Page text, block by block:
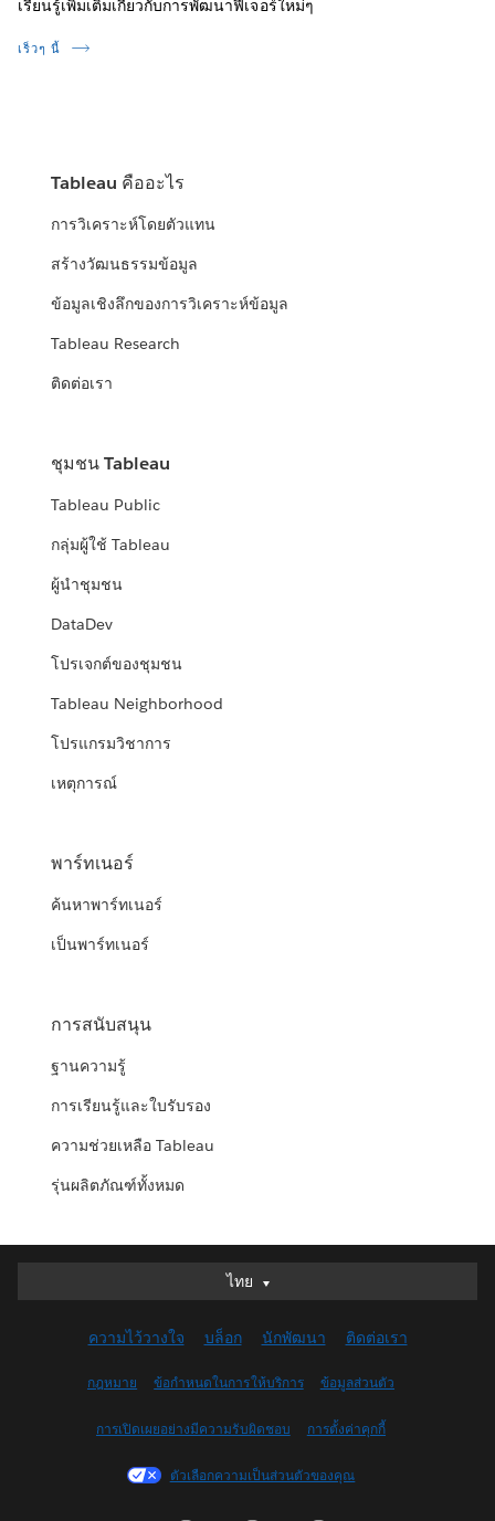
เรียนรู้เพิ่มเติมเกี่ยวกับการพัฒนาฟีเจอร์ใหม่ๆ
เร็วๆ นี้
Tableau คืออะไร
การวิเคราะห์โดยตัวแทน
สร้างวัฒนธรรมข้อมูล
ข้อมูลเชิงลึกของการวิเคราะห์ข้อมูล
Tableau Research
ติดต่อเรา
ชุมชน Tableau
Tableau Public
กลุ่มผู้ใช้ Tableau
ผู้นำชุมชน
DataDev
โปรเจกต์ของชุมชน
Tableau Neighborhood
โปรแกรมวิชาการ
เหตุการณ์
พาร์ทเนอร์
ค้นหาพาร์ทเนอร์
เป็นพาร์ทเนอร์
การสนับสนุน
ฐานความรู้
การเรียนรู้และใบรับรอง
ความช่วยเหลือ Tableau
รุ่นผลิตภัณฑ์ทั้งหมด
ไทย
ไทย
English (UK)
English (US)
Français (Canada)
Français (France)
ความไว้วางใจ บล็อก นักพัฒนา ติดต่อเรา
กฎหมาย ข้อกำหนดในการให้บริการ ข้อมูลส่วนตัว
การเปิดเผยอย่างมีความรับผิดชอบ การตั้งค่าคุกกี้
ตัวเลือกความเป็นส่วนตัวของคุณ